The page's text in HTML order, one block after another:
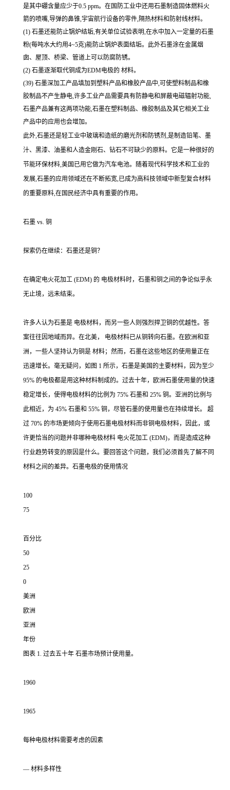
是其中硼含量应少于0.5 ppm。在国防工业中还用石墨制造固体燃料火
箭的喷嘴,导弹的鼻锥,宇宙航行设备的零件,隔热材料和防射线材料。
(1) 石墨还能防止锅炉结垢,有关单位试验表明,在水中加入一定量的石墨
粉(每吨水大约用4~5克)能防止锅炉表面结垢。此外石墨涂在金属烟
囱、屋顶、桥梁、管道上可以防腐防锈。
(2) 石墨逐渐取代铜成为EDM电极的 材料。
(39) 石墨深加工产品填加到塑料产品和橡胶产品中,可使塑料制品和橡
胶制品不产生静电,许多工业产品需要具有防静电和屏蔽电磁辐射功能,
石墨产品兼有这两项功能,石墨在塑料制品、橡胶制品及其它相关工业
产品中的应用也会增加。
此外,石墨还是轻工业中玻璃和造纸的磨光剂和防锈剂,是制造铅笔、墨
汁、黑漆、油墨和人造金刚石、钻石不可缺少的原料。它是一种很好的
节能环保材料,美国已用它做为汽车电池。随着现代科学技术和工业的
发展,石墨的应用领域还在不断拓宽,已成为高科技领域中新型复合材料
的重要原料,在国民经济中具有重要的作用。
石墨 vs. 铜
探索仍在继续：石墨还是铜？
在确定电火花加工 (EDM) 的 电极材料时，石墨和铜之间的争论似乎永
无止境，远未结束。
许多人认为石墨是 电极材料，而另一些人则强烈捍卫铜的优越性。答
案往往因地域而异。在北美， 电极材料已从铜转向石墨。在欧洲和亚
洲，一些人坚持认为铜是 材料；然而，石墨在这些地区的使用量正在
迅速增长。毫无疑问，如图 1 所示，石墨是美国的主要材料，因为至少
95% 的电极都是用这种材料制成的。过去十年，欧洲石墨使用量的快速
稳定增长，使得电极材料的比例为 75% 石墨和 25% 铜。亚洲的比例与
此相近，为 45% 石墨和 55% 铜，尽管石墨的使用量也在持续增长。 超
过 70% 的市场更倾向于使用石墨电极材料而非铜电极材料，因此，或
许更恰当的问题并非哪种电极材料 电火花加工 (EDM)，而是造成这种
行业趋势转变的原因是什么。要回答这个问题，我们必须首先了解不同
材料之间的差异。石墨电极的使用情况
100
75
百分比
50
25
0
美洲
欧洲
亚洲
年份
图表 1. 过去五十年 石墨市场预计使用量。
1960
1965
每种电极材料需要考虑的因素
— 材料多样性